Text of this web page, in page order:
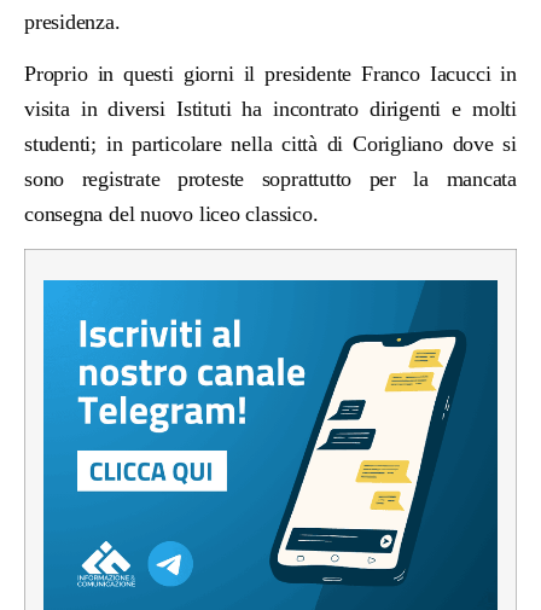
presidenza.
Proprio in questi giorni il presidente Franco Iacucci in
visita in diversi Istituti ha incontrato dirigenti e molti
studenti; in particolare nella città di Corigliano dove si
sono registrate proteste soprattutto per la mancata
consegna del nuovo liceo classico.